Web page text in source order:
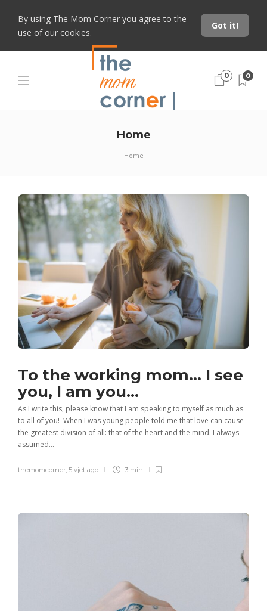
By using The Mom Corner you agree to the
use of our cookies.
Got it!
0 0
Home
Home
To the working mom… I see
you, I am you…
As I write this, please know that I am speaking to myself as much as
to all of you! When I was young people told me that love can cause
the greatest division of all: that of the heart and the mind. I always
assumed...
themomcorner 5 vjet ago 3 min